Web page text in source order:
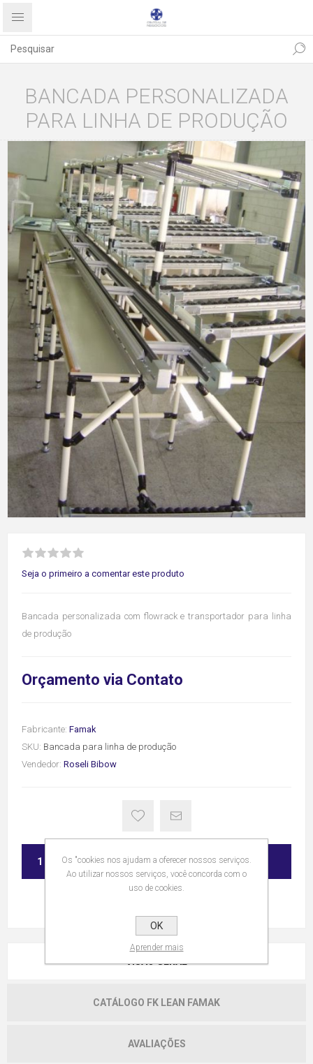
BANCADA PERSONALIZADA
PARA LINHA DE PRODUÇÃO
Seja o primeiro a comentar este produto
Bancada personalizada com flowrack e transportador para linha
de produção
Orçamento via Contato
Fabricante: Famak
SKU: Bancada para linha de produção
Vendedor: Roseli Bibow
ADICIONAR
VISÃO GERAL
CATÁLOGO FK LEAN FAMAK
AVALIAÇÕES
Os "cookies nos ajudam a oferecer nossos serviços.
Ao utilizar nossos serviços, você concorda com o
uso de cookies.
OK
Aprender mais